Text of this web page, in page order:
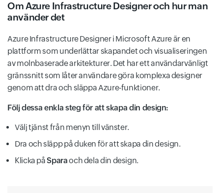
Language Understanding
Om Azure Infrastructure Designer och hur man
använder det
Azure Infrastructure Designer i Microsoft Azure är en
plattform som underlättar skapandet och visualiseringen
av molnbaserade arkitekturer. Det har ett användarvänligt
gränssnitt som låter användare göra komplexa designer
genom att dra och släppa Azure-funktioner.
Följ dessa enkla steg för att skapa din design:
Välj tjänst från menyn till vänster.
Dra och släpp på duken för att skapa din design.
Klicka påSparaoch dela din design.